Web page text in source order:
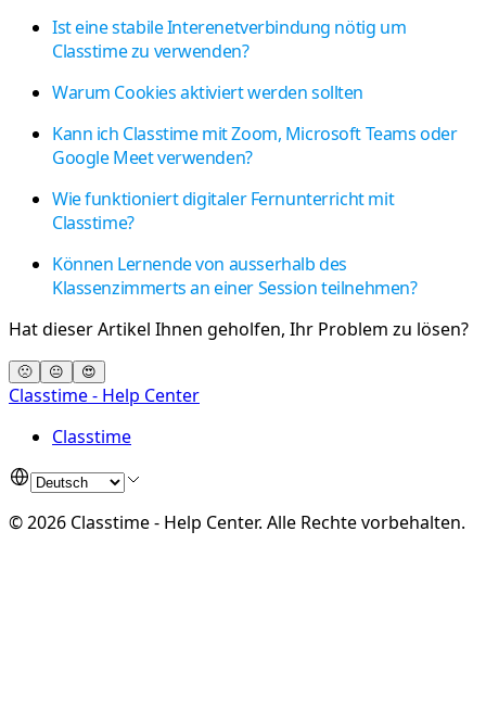
Ist eine stabile Interenetverbindung nötig um
Classtime zu verwenden?
Warum Cookies aktiviert werden sollten
Kann ich Classtime mit Zoom, Microsoft Teams oder
Google Meet verwenden?
Wie funktioniert digitaler Fernunterricht mit
Classtime?
Können Lernende von ausserhalb des
Klassenzimmerts an einer Session teilnehmen?
Hat dieser Artikel Ihnen geholfen, Ihr Problem zu lösen?
🙁 😐 😍
Classtime - Help Center
Classtime
©2026 Classtime - Help Center. Alle Rechte vorbehalten.